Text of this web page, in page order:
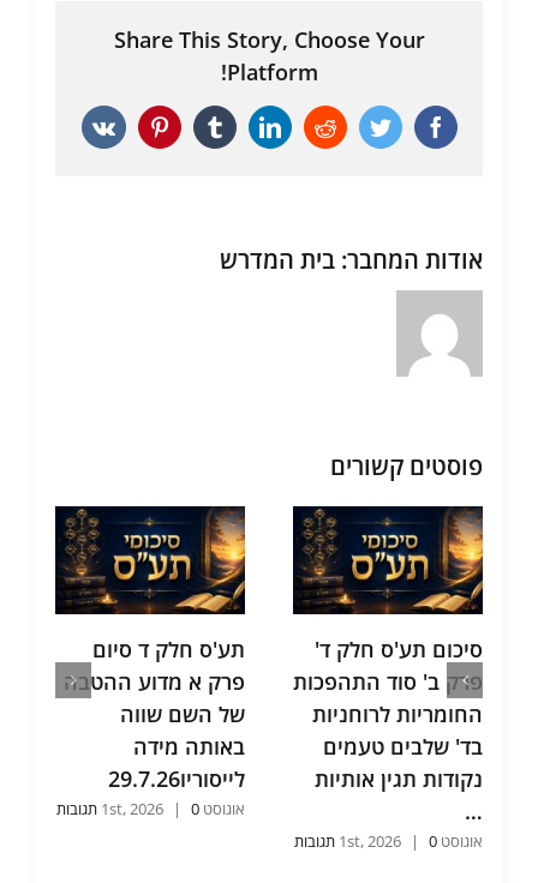
Share This Story, Choose Your
Platform!
Facebook
Twitter
Reddit
LinkedIn
Tumblr
Pinterest
Vk
אודות המחבר: בית המדרש
פוסטים קשורים
סיכום תע'ס חלק ד'
פרק ב' סוד התהפכות
החומריות לרוחניות
בד' שלבים טעמים
נקודות תגין אותיות
…
אוגוסט 1st, 2026 | 0 תגובות
תע'ס חלק ד סיום
פרק א מדוע ההטבה
של השם שווה
באותה מידה
לייסוריו29.7.26
אוגוסט 1st, 2026 | 0 תגובות